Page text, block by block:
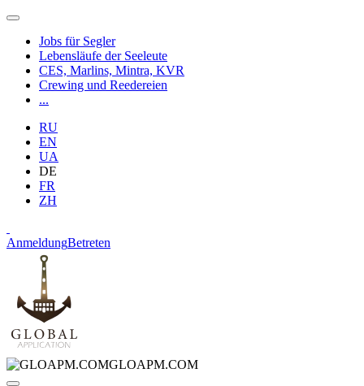
Jobs für Segler
Lebensläufe der Seeleute
CES, Marlins, Mintra, KVR
Crewing und Reedereien
...
RU
EN
UA
DE
FR
ZH
AnmeldungBetreten
GLOAPM.COM